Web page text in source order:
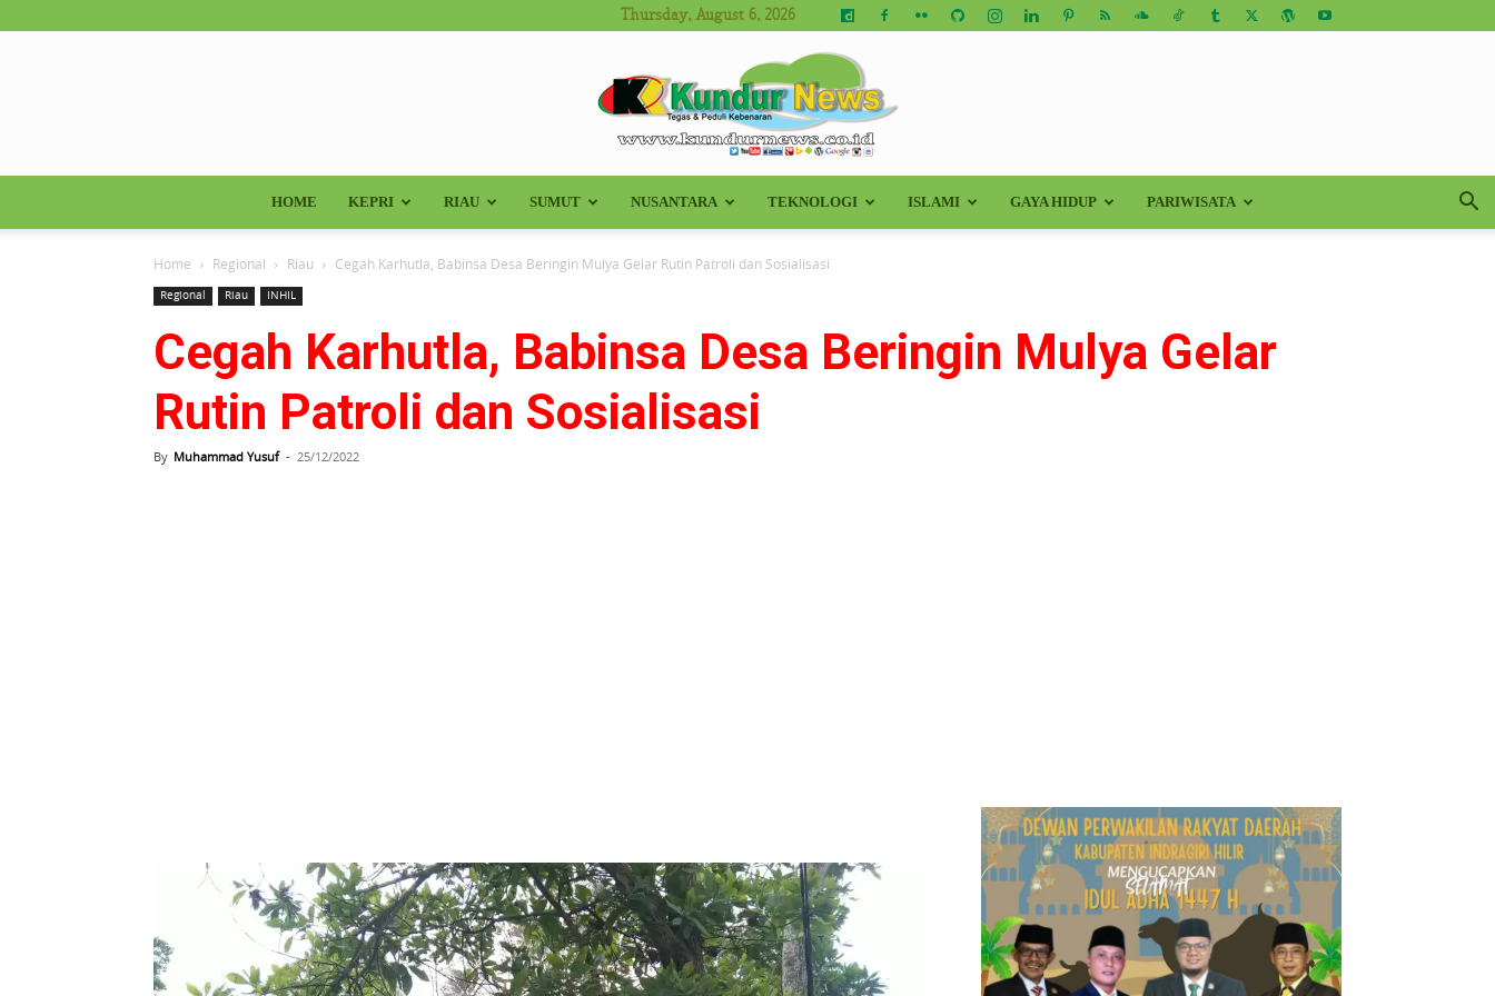
Thursday, August 6, 2026
Kundur
News
HOME KEPRI RIAU SUMUT NUSANTARA TEKNOLOGI ISLAMI GAYA HIDUP PARIWISATA
Home Regional Riau Cegah Karhutla, Babinsa Desa Beringin Mulya Gelar Rutin Patroli dan Sosialisasi
Regional Riau INHIL
Cegah Karhutla, Babinsa Desa Beringin Mulya Gelar
Rutin Patroli dan Sosialisasi
By Muhammad Yusuf - 25/12/2022